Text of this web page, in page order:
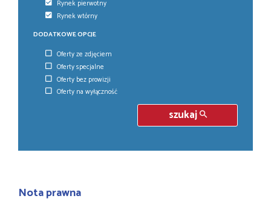
Rynek pierwotny
Rynek wtórny
DODATKOWE OPCJE
Oferty ze zdjęciem
Oferty specjalne
Oferty bez prowizji
Oferty na wyłączność
szukaj
Nota prawna